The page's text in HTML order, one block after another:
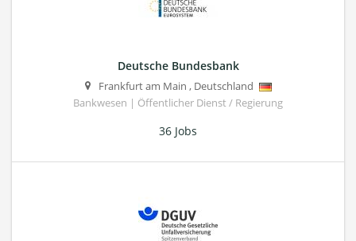
Deutsche Bundesbank
Frankfurt am Main , Deutschland
Bankwesen | Öffentlicher Dienst / Regierung
36 Jobs